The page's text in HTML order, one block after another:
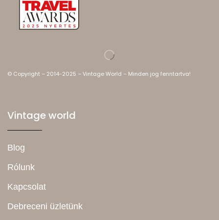
© Copyright – 2014-2025 – Vintage World – Minden jog fenntartva!
Vintage world
Blog
Rólunk
Kapcsolat
Debreceni üzletünk